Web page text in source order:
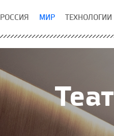
РОССИЯ МИР ТЕХНОЛОГИИ